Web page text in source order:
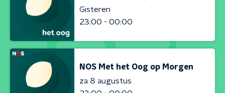
Gisteren
23:00 - 00:00
NOS Met het Oog op Morgen
za 8 augustus